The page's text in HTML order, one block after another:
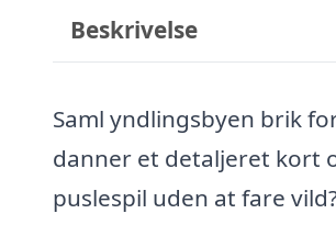
Beskrivelse
Saml yndlingsbyen brik
danner et detaljeret kort
puslespil uden at fare